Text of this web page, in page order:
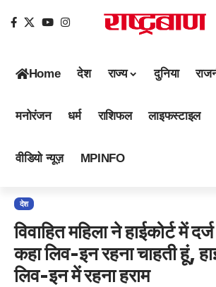
Home देश राज्य दुनिया
मनोरंजन धर्म राशिफल लाइफस्टाइल
वीडियो न्यूज़ MPINFO
देश
विवाहित महिला ने हाईकोर्ट में
कहा लिव-इन रहना चाहती हूं,
लिव-इन में रहना हराम